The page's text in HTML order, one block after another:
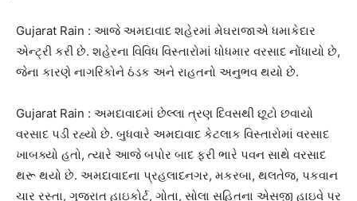
Gujarat Rain : આજે અમદાવાદ શહેરમાં મેઘરાજાએ ધમાકેદાર
એન્ટ્રી કરી છે. શહેરના વિવિધ વિસ્તારોમાં ધોધમાર વરસાદ નોંધાયો છે,
જેના કારણે નાગરિકોને ઠંડક અને રાહતનો અનુભવ થયો છે.
Gujarat Rain : અમદાવાદમાં છેલ્લા ત્રણ દિવસથી છૂટો છવાયો
વરસાદ પડી રહ્યો છે. બુધવારે અમદાવાદ કેટલાક વિસ્તારોમાં વરસાદ
ખાબક્યો હતો, ત્યારે આજે બપોર બાદ ફરી ભારે પવન સાથે વરસાદ
થરૂ થયો છે. અમદાવાદના પ્રહલાદનગર, મકરબા, થલતેજ, પકવાન
ચાર રસ્તા, ગુજરાત હાઇકોર્ટ, ગોતા, સોલા સહિતના એસજી હાઇવે પર